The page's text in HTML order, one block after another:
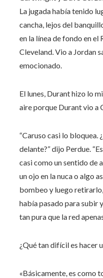
La jugada había tenido
cancha, lejos del
en la línea de fondo en
Cleveland. Vio a Jordan
emocionado.
El lunes, Durant hizo lo
aire porque Durant vio a
“Caruso casi lo bloquea.
delante?” dijo Perdue.
casi como un sentido de
un ojo en la nuca o algo
bombeo y luego
había pasado para subir
tan pura que la red
¿Qué tan difícil es hacer
«Básicamente, es como